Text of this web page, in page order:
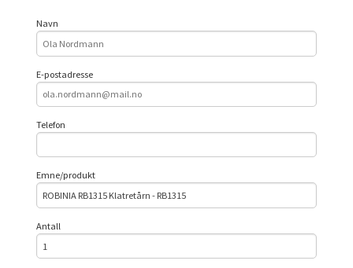
Navn
E-postadresse
Telefon
Emne/produkt
Antall